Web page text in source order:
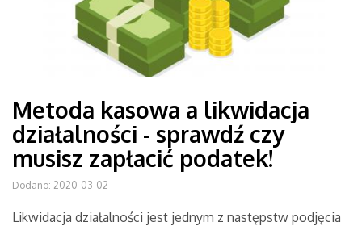
Metoda kasowa a likwidacja
działalności - sprawdź czy
musisz zapłacić podatek!
Dodano: 2020-03-02
Likwidacja działalności jest jednym z następstw podjęcia